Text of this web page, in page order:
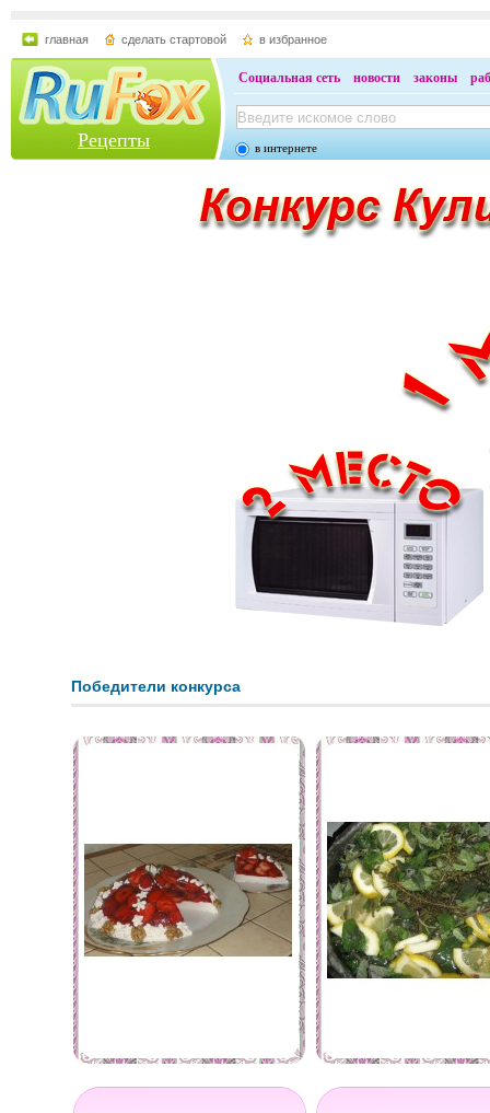
главная сделать стартовой в избранное
Рецепты
Социальная сеть новости законы
в интернете
Победители конкурса